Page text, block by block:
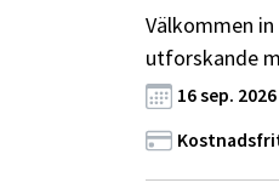
Välkommen
utforskande
16 sep.